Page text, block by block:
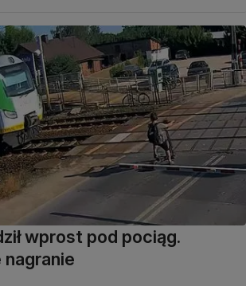
wprost pod pociąg.